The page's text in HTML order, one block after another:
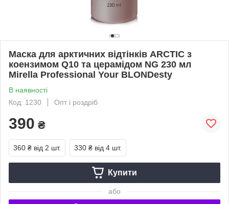
Маска для арктичних відтінків ARCTIC з
коензимом Q10 та церамідом NG 230 мл
Mirella Professional Your BLONDesty
В наявності
Код: 1230
Опт і роздріб
390 ₴
360 ₴ від 2 шт. 330 ₴ від 4 шт.
Купити
або